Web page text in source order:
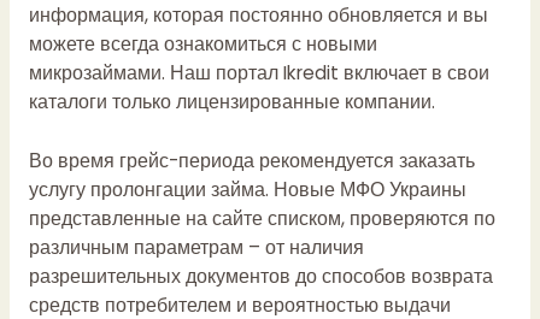
информация, которая постоянно обновляется и вы
можете всегда ознакомиться с новыми
микрозаймами. Наш портал Ikredit включает в свои
каталоги только лицензированные компании.
Во время грейс-периода рекомендуется заказать
услугу пролонгации займа. Новые МФО Украины
представленные на сайте списком, проверяются по
различным параметрам – от наличия
разрешительных документов до способов возврата
средств потребителем и вероятностью выдачи